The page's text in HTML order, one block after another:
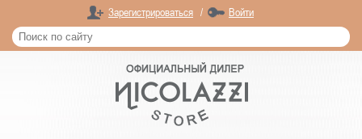
Зарегистрироваться / Войти